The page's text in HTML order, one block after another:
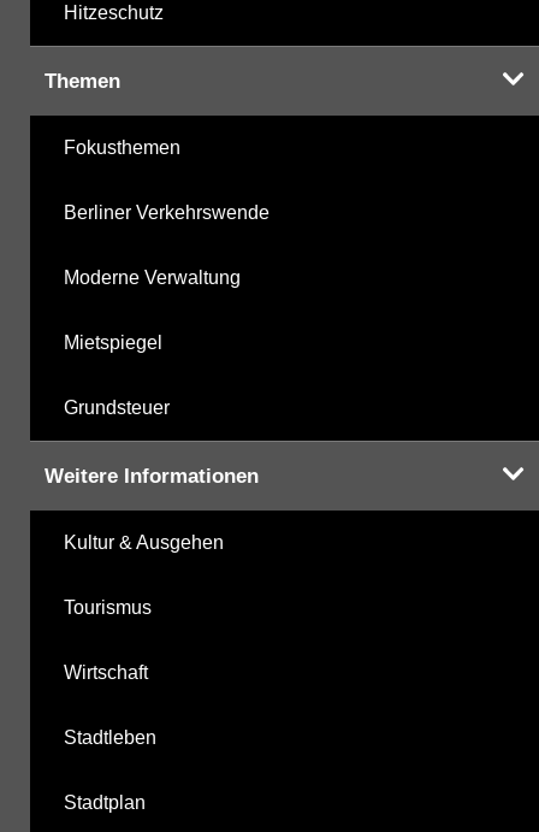
Hitzeschutz
Themen
Fokusthemen
Berliner Verkehrswende
Moderne Verwaltung
Mietspiegel
Grundsteuer
Weitere Informationen
Kultur & Ausgehen
Tourismus
Wirtschaft
Stadtleben
Stadtplan